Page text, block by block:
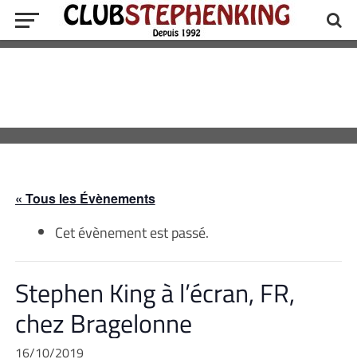
« Tous les Évènements
Cet évènement est passé.
Stephen King à l’écran, FR,
chez Bragelonne
16/10/2019